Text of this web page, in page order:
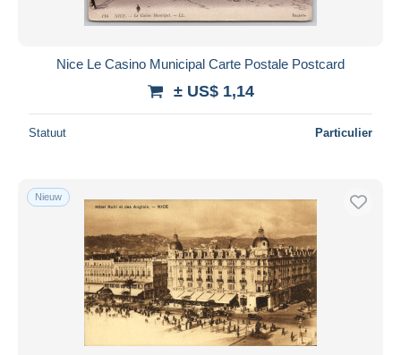
Nice Le Casino Municipal Carte Postale Postcard
± US$ 1,14
Statuut Particulier
Nieuw